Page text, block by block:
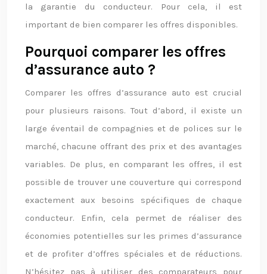
la garantie du conducteur. Pour cela, il est
important de bien comparer les offres disponibles.
Pourquoi comparer les offres
d’assurance auto ?
Comparer les offres d’assurance auto est crucial
pour plusieurs raisons. Tout d’abord, il existe un
large éventail de compagnies et de polices sur le
marché, chacune offrant des prix et des avantages
variables. De plus, en comparant les offres, il est
possible de trouver une couverture qui correspond
exactement aux besoins spécifiques de chaque
conducteur. Enfin, cela permet de réaliser des
économies potentielles sur les primes d’assurance
et de profiter d’offres spéciales et de réductions.
N’hésitez pas à utiliser des comparateurs pour